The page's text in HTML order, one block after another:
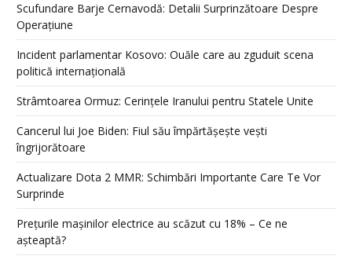
Scufundare Barje Cernavodă: Detalii Surprinzătoare Despre
Operațiune
Incident parlamentar Kosovo: Ouăle care au zguduit scena
politică internațională
Strâmtoarea Ormuz: Cerințele Iranului pentru Statele Unite
Cancerul lui Joe Biden: Fiul său împărtășește vești
îngrijorătoare
Actualizare Dota 2 MMR: Schimbări Importante Care Te Vor
Surprinde
Prețurile mașinilor electrice au scăzut cu 18% – Ce ne
așteaptă?